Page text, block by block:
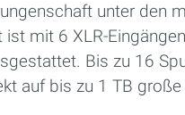
unter den
mit 6 XLR-
Bis zu 16
auf bis zu 1 TB große